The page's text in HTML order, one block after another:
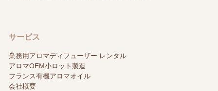
サービス
業務用アロマディフューザー レンタル
アロマOEM小ロット製造
フランス有機アロマオイル
会社概要